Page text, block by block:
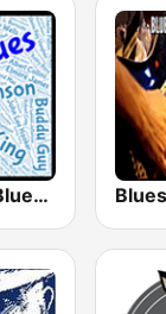
WBLU - All Blues Radio